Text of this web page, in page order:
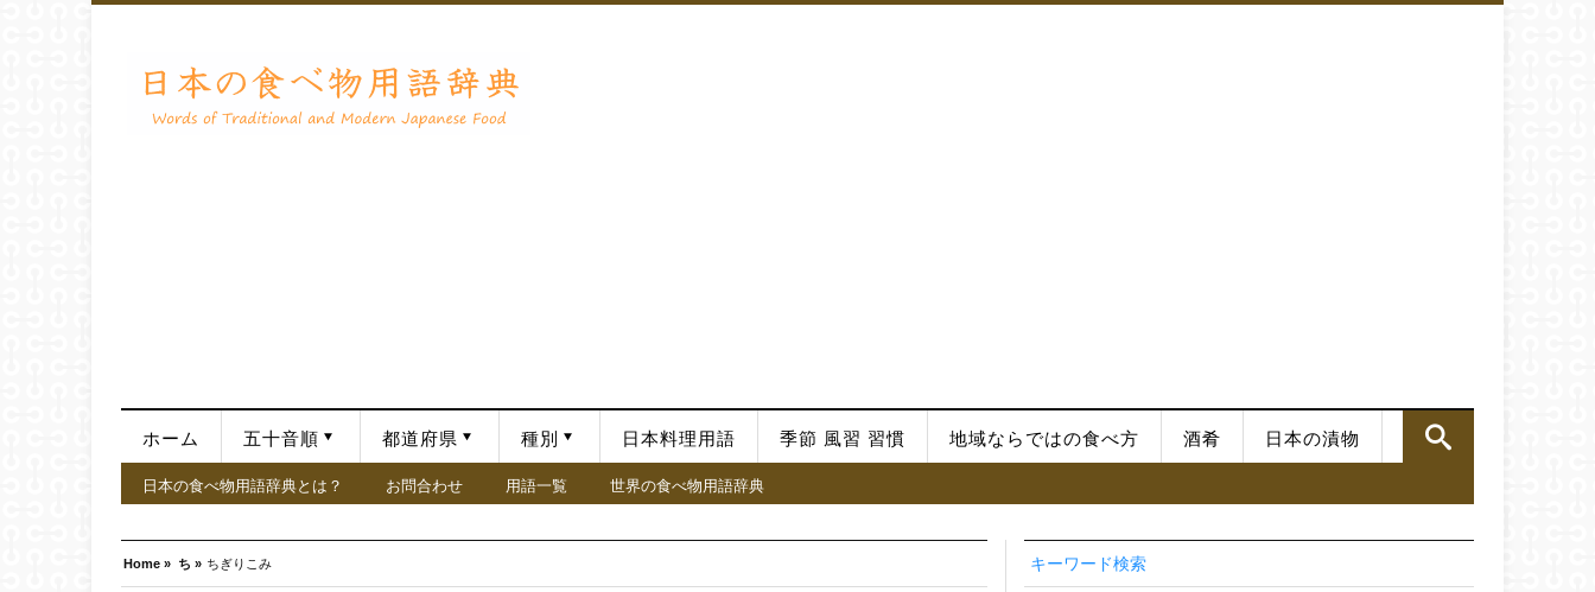
ホーム 五十音順 都道府県 種別 日本料理用語 季節 風習 習慣 地域ならではの食べ方 酒肴 日本の漬物
日本の食べ物用語辞典とは？ お問合わせ 用語一覧 世界の食べ物用語辞典
Home » ち » ちぎりこみ キーワード検索